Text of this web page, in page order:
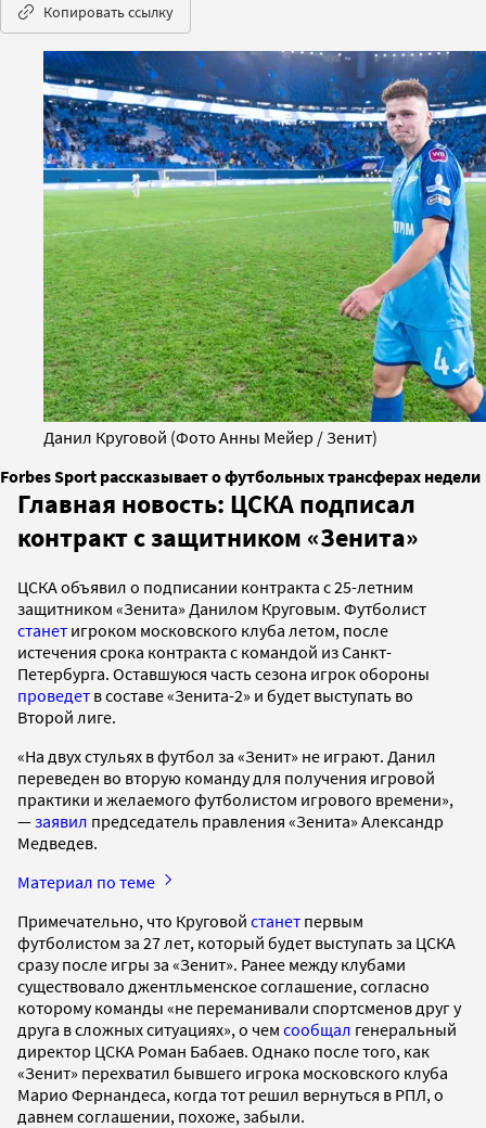
Копировать ссылку
Данил Круговой (Фото Анны Мейер / Зенит)
Forbes Sport рассказывает о футбольных трансферах недели
Главная новость: ЦСКА подписал
контракт с защитником «Зенита»
ЦСКА объявил о подписании контракта с 25-летним
защитником «Зенита» Данилом Круговым. Футболист
станет игроком московского клуба летом, после
истечения срока контракта с командой из Санкт-
Петербурга. Оставшуюся часть сезона игрок обороны
проведет в составе «Зенита-2» и будет выступать во
Второй лиге.
«На двух стульях в футбол за «Зенит» не играют. Данил
переведен во вторую команду для получения игровой
практики и желаемого футболистом игрового времени»,
—заявил председатель правления «Зенита» Александр
Медведев.
Материал по теме
Примечательно, что Круговой станет первым
футболистом за 27 лет, который будет выступать за ЦСКА
сразу после игры за «Зенит». Ранее между клубами
существовало джентльменское соглашение, согласно
которому команды «не переманивали спортсменов друг у
друга в сложных ситуациях», о чем сообщал генеральный
директор ЦСКА Роман Бабаев. Однако после того, как
«Зенит» перехватил бывшего игрока московского клуба
Марио Фернандеса, когда тот решил вернуться в РПЛ, о
давнем соглашении, похоже, забыли.